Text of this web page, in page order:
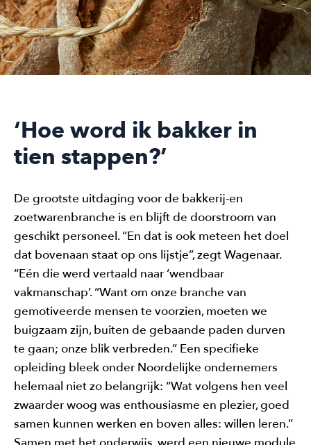
‘Hoe word ik bakker in
tien stappen?’
De grootste uitdaging voor de bakkerij-en
zoetwarenbranche is en blijft de doorstroom van
geschikt personeel. “En dat is ook meteen het doel
dat bovenaan staat op ons lijstje”, zegt Wagenaar.
“Eén die werd vertaald naar ‘wendbaar
vakmanschap’. “Want om onze branche van
gemotiveerde mensen te voorzien, moeten we
buigzaam zijn, buiten de gebaande paden durven
te gaan; onze blik verbreden.” Een specifieke
opleiding bleek onder Noordelijke ondernemers
helemaal niet zo belangrijk: “Wat volgens hen veel
zwaarder woog was enthousiasme en plezier, goed
samen kunnen werken en boven alles: willen leren.”